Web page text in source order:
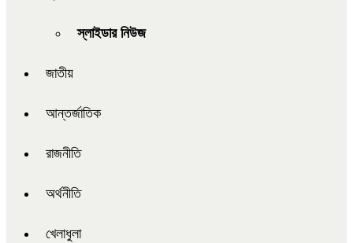
স্লাইডার নিউজ
জাতীয়
আন্তর্জাতিক
রাজনীতি
অর্থনীতি
খেলাধুলা